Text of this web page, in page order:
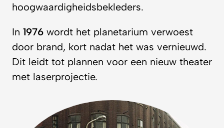
hoogwaardigheidsbekleders.
In 1976 wordt het planetarium verwoest
door brand, kort nadat het was vernieuwd.
Dit leidt tot plannen voor een nieuw theater
met laserprojectie.